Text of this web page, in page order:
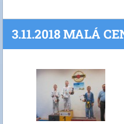
3.11.2018 MALÁ